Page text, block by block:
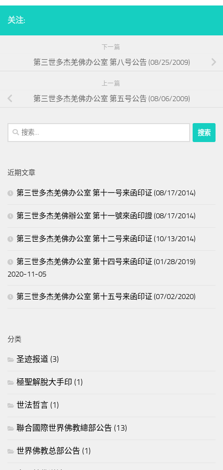
关注:
下一篇
第三世多杰羌佛办公室 第八号公告 (08/25/2009)
上一篇
第三世多杰羌佛办公室 第五号公告 (08/06/2009)
搜
索：
近期文章
第三世多杰羌佛办公室 第十一号来函印证 (08/17/2014)
第三世多杰羌佛辦公室 第十一號來函印證 (08/17/2014)
第三世多杰羌佛办公室 第十二号来函印证 (10/13/2014)
第三世多杰羌佛办公室 第十四号来函印证 (01/28/2019)
2020-11-05
第三世多杰羌佛办公室 第十五号来函印证 (07/02/2020)
分类
圣迹报道 (3)
極聖解脫大手印 (1)
世法哲言 (1)
聯合國際世界佛教總部公告 (13)
世界佛教总部公告 (1)